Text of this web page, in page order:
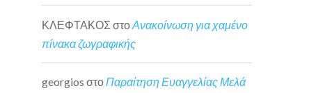
ΚΛΕΦΤΑΚΟΣ στοΑνακοίνωση για χαμένο
πίνακα ζωγραφικής
georgios στοΠαραίτηση Ευαγγελίας Μελά